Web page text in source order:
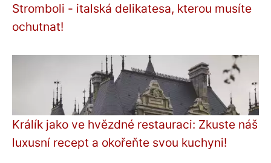
Stromboli - italská delikatesa, kterou musíte
ochutnat!
Králík jako ve hvězdné restauraci: Zkuste náš
luxusní recept a okořeňte svou kuchyni!